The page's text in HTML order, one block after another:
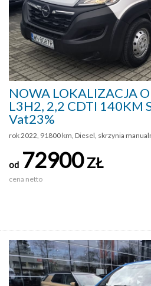
NOWA LOKALIZACJA
L3H2, 2,2 CDTI 140KM
Vat23%
rok 2022, 91800 km, Diesel, skrzynia
od 72900ZŁ
cena netto